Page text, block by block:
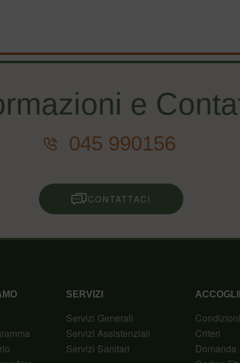
e
045 990156
CONTATTACI
SERVIZI
Servizi Generali
Servizi Assistenziali
Servizi Sanitari
Condizioni
Criteri
Domanda